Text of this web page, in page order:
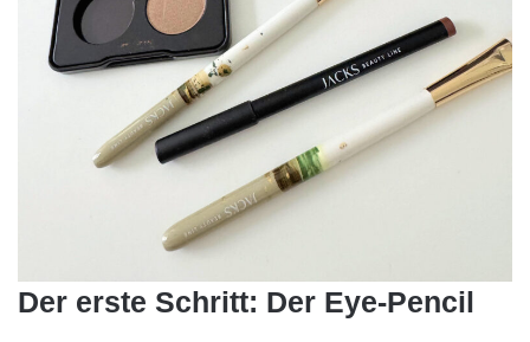
Der erste Schritt: Der Eye-Pencil